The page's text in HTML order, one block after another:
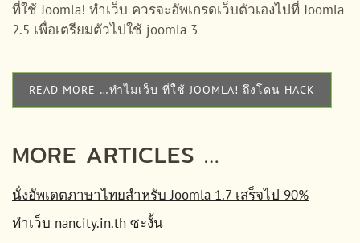
ที่ใช้ Joomla! ทำเว็บ ควรจะอัพเกรดเว็บตัวเองไปที่ Joomla
2.5 เพื่อเตรียมตัวไปใช้ joomla 3
READ MORE …ทำไมเว็บ ที่ใช้ JOOMLA! ถึงโดน HACK
MORE ARTICLES …
นั่งอัพเดตภาษาไทยสำหรับ Joomla 1.7 เสร็จไป 90%
ทำเว็บ nancity.in.th ซะงั้น